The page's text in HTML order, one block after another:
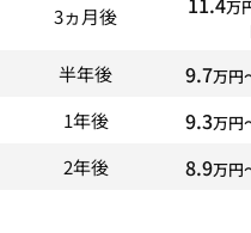
3ヵ月後 万
半年後 9.7万円
1年後 9.3万円
2年後 8.9万円